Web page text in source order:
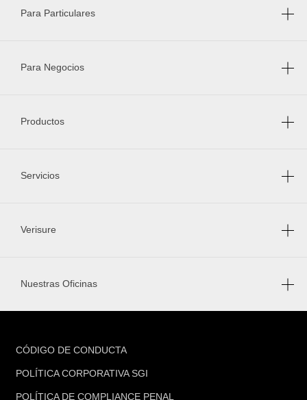
Para Particulares
Para Negocios
Productos
Servicios
Verisure
Nuestras Oficinas
FOOTER
CÓDIGO DE CONDUCTA
POLÍTICA CORPORATIVA SGI
POLÍTICA DE COMPLIANCE PENAL